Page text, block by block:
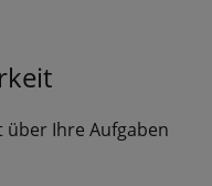
über Ihre Aufgaben